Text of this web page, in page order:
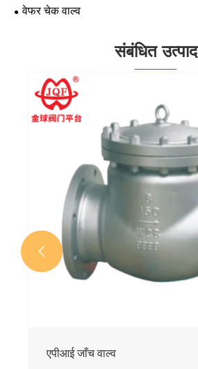
वेफर चेक वाल्व
संबंधित उत्पाद
एपीआई जाँच वाल्व
